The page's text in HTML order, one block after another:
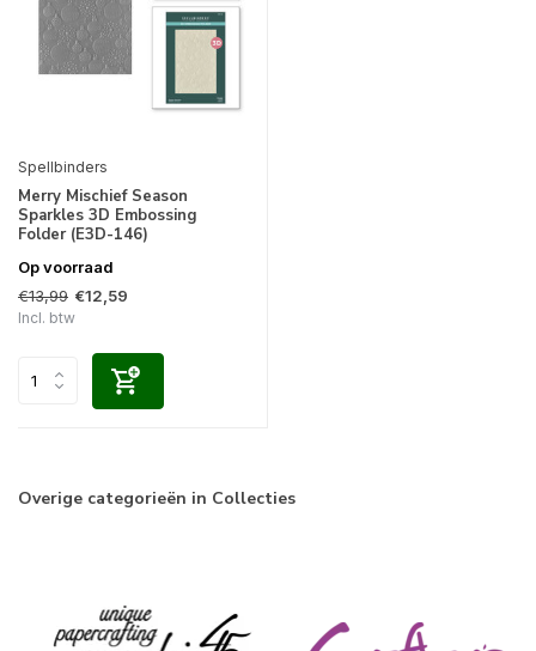
Spellbinders
Merry Mischief Season
Sparkles 3D Embossing
Folder (E3D-146)
Op voorraad
€13,99 €12,59
Incl. btw
Overige categorieën in Collecties